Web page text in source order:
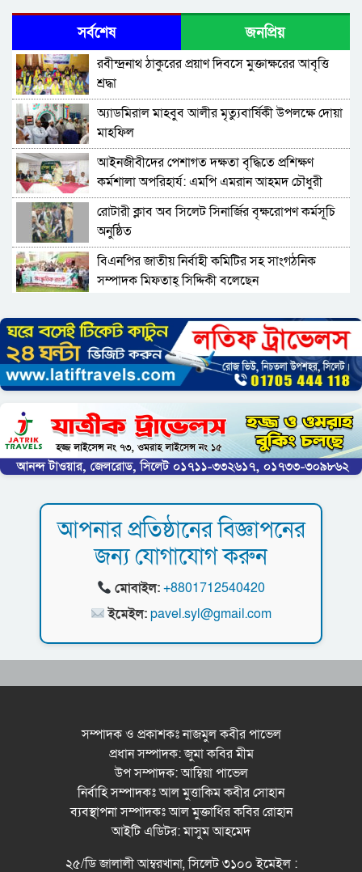
সর্বশেষ জনপ্রিয়
রবীন্দ্রনাথ ঠাকুরের প্রয়াণ দিবসে মুক্তাক্ষরের আবৃত্তি
শ্রদ্ধা
অ্যাডমিরাল মাহবুব আলীর মৃত্যুবার্ষিকী উপলক্ষে দোয়া
মাহফিল
‎আইনজীবীদের পেশাগত দক্ষতা বৃদ্ধিতে প্রশিক্ষণ
কর্মশালা অপরিহার্য: এমপি এমরান আহমদ চৌধুরী
রোটারী ক্লাব অব সিলেট সিনার্জির বৃক্ষরোপণ কর্মসূচি
অনুষ্ঠিত
বিএনপির জাতীয় নির্বাহী কমিটির সহ সাংগঠনিক
সম্পাদক মিফতাহ্ সিদ্দিকী বলেছেন
সেক্রেটারী অধ্যক্ষ নজরুল ইসলাম বলেছেন
সিলেটে গ্যাস সংকট নিয়ে যা বলল জালালাবাদ
প্রতিষ্ঠার এক বছর: গবেষণা, অর্জন ও অঙ্গীকারে নতুন
দিগন্তে মেট্রোপলিটন ইউনিভার্সিটি রিসার্চ সোসাইটি
জেলা পরিষদের প্রশাসক আবুল কাহের চৌধুরী জুলাই
স্মৃতিস্তম্ভে শ্রদ্ধা নিবেদন
সিলেট মহানগর ছাত্রশিবিরের মিছিল সম্পন্ন
ধরিত্রী রক্ষায় আমরা’র উদ্যোগে সিলেটে বৃক্ষ রোপনের
কর্মসূচি পালন
সিলেটে সড়ক দু*র্ঘ*ট*নায় প্রাণ গেল যুবকের
নর্থ ইস্ট ইউনিভার্সিটিতে রচনা ও আবৃত্তি
বৃক্ষরোপণ কর্মসুচি পালন
রসময় মেমোরিয়াল উচ্চ বিদ্যালয়ের নতুন ভবনের
উদ্বোধন করলেন মন্ত্রী মুক্তাদির
আপনার প্রতিষ্ঠানের বিজ্ঞাপনের
জন্য যোগাযোগ করুন
মোবাইল:+8801712540420
ইমেইল:pavel.syl@gmail.com
সম্পাদক ও প্রকাশকঃ নাজমুল কবীর পাভেল
প্রধান সম্পাদক: জুমা কবির মীম
উপ সম্পাদক: আম্বিয়া পাভেল
নির্বাহি সম্পাদকঃ আল মুত্তাকিম কবীর সোহান
ব্যবস্থাপনা সম্পাদকঃ আল মুক্তাধির কবির রোহান
আইটি এডিটর: মাসুম আহমেদ
২৫/ডি জালালী আম্বরখানা, সিলেট ৩১০০ ইমেইল :